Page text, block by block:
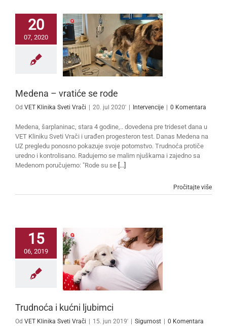
20
07, 2020
Medena – vratiće se rode
Od VET Klinika Sveti Vrači 20. jul 2020' Intervencije 0 Komentara
Medena, šarplaninac, stara 4 godine,.. dovedena pre trideset dana u
VET Kliniku Sveti Vrači i urađen progesteron test. Danas Medena na
UZ pregledu ponosno pokazuje svoje potomstvo. Trudnoća protiče
uredno i kontrolisano. Radujemo se malim njuškama i zajedno sa
Medenom poručujemo: "Rode su se [...]
Pročitajte više
15
06, 2019
Trudnoća i kućni ljubimci
Od VET Klinika Sveti Vrači 15. jun 2019' Sigurnost 0 Komentara